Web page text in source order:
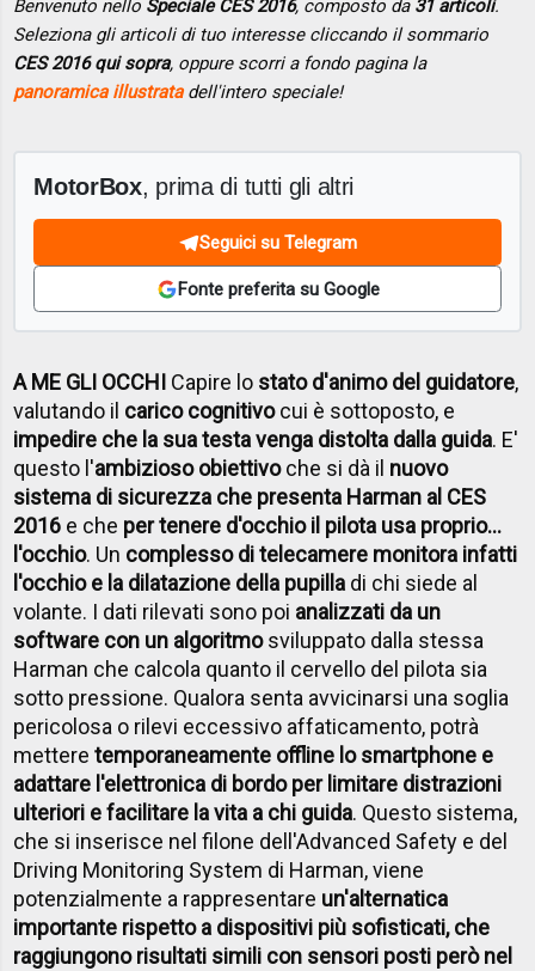
Benvenuto nello Speciale CES 2016, composto da 31 articoli.
Seleziona gli articoli di tuo interesse cliccando il sommario
CES 2016 qui sopra, oppure scorri a fondo pagina la
panoramica illustratadell'intero speciale!
MotorBox, prima di tutti gli altri
Seguici su Telegram
Fonte preferita su Google
A ME GLI OCCHI Capire lo stato d'animo del guidatore,
valutando il carico cognitivocui è sottoposto, e
impedire che la sua testa venga distolta dalla guida. E'
questo l'ambizioso obiettivoche si dà il nuovo
sistema di sicurezza che presenta Harman al CES
2016 e che per tenere d'occhio il pilota usa proprio...
l'occhio. Un complesso di telecamere monitora infatti
l'occhio e la dilatazione della pupilla di chi siede al
volante. I dati rilevati sono poi analizzati da un
software con un algoritmosviluppato dalla stessa
Harman che calcola quanto il cervello del pilota sia
sotto pressione. Qualora senta avvicinarsi una soglia
pericolosa o rilevi eccessivo affaticamento, potrà
metteretemporaneamente offline lo smartphone e
adattare l'elettronica di bordo per limitare distrazioni
ulteriori e facilitare la vita a chi guida. Questo sistema,
che si inserisce nel filone dell'Advanced Safety e del
Driving Monitoring System di Harman, viene
potenzialmente a rappresentare un'alternatica
importante rispetto a dispositivi più sofisticati, che
raggiungono risultati simili con sensori posti però nel